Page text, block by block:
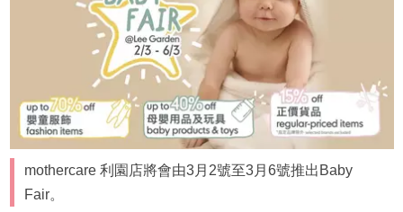
mothercare 利園店將會由3月2號至3月6號推出Baby
Fair。